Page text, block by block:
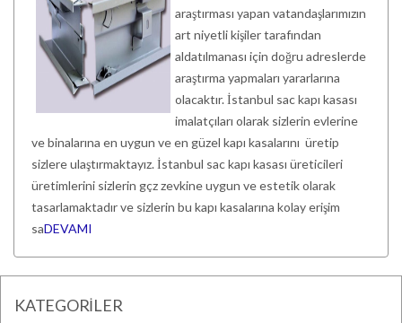
araştırması yapan vatandaşlarımızın
art niyetli kişiler tarafından
aldatılmanası için doğru adreslerde
araştırma yapmaları yararlarına
olacaktır. İstanbul sac kapı kasası
imalatçıları olarak sizlerin evlerine
ve binalarına en uygun ve en güzel kapı kasalarını üretip
sizlere ulaştırmaktayız. İstanbul sac kapı kasası üreticileri
üretimlerini sizlerin gçz zevkine uygun ve estetik olarak
tasarlamaktadır ve sizlerin bu kapı kasalarına kolay erişim
saDEVAMI
KATEGORİLER